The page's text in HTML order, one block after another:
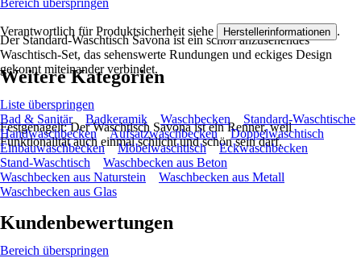
Der Standard-Waschtisch Savona ist ein schön anzusehendes
Waschtisch-Set, das sehenswerte Rundungen und eckiges Design
gekonnt miteinander verbindet.
Festgenagelt: Der Waschtisch Savona ist ein Renner, weil
Funktionalität auch einmal schlicht und schön sein darf.
Bereich überspringen
Verantwortlich für Produktsicherheit siehe Herstellerinformationen .
Weitere Kategorien
Liste überspringen
Bad & Sanitär
Badkeramik Waschbecken
Standard-Waschtische
Handwaschbecken
Aufsatzwaschbecken
Doppelwaschtisch
Einbauwaschbecken
Möbelwaschtisch
Eckwaschbecken
Stand-Waschtisch
Waschbecken aus Beton
Waschbecken aus Naturstein
Waschbecken aus Metall
Waschbecken aus Glas
Kundenbewertungen
Bereich überspringen